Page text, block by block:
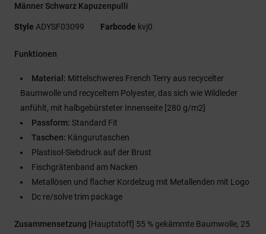
Männer Schwarz Kapuzenpulli
Style ADYSF03099 Farbcode kvj0
Funktionen
Material: Mittelschweres French Terry aus recycelter
Baumwolle und recyceltem Polyester, das sich wie Wildleder
anfühlt, mit halbgebürsteter Innenseite [280 g/m2]
Passform: Standard Fit
Taschen: Kängurutaschen
Plastisol-Siebdruck auf der Brust
Fischgrätenband am Nacken
Metallösen und flacher Kordelzug mit Metallenden mit Logo
Dc re/solve trim package
Zusammensetzung [Hauptstoff] 55 % gekämmte Baumwolle, 25